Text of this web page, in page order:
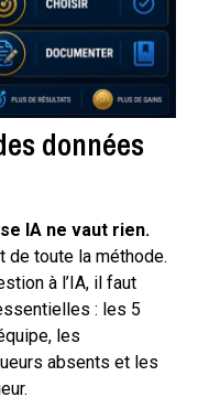
données
IA ne vaut rien.
de toute la méthode.
à l’IA, il faut
: les 5
les
absents et les